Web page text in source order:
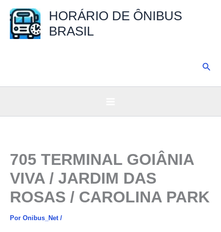
para
HORÁRIO DE ÔNIBUS
BRASIL
705 TERMINAL GOIÂNIA
VIVA / JARDIM DAS
ROSAS / CAROLINA PARK
Por Onibus_Net /